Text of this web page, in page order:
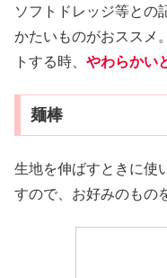
ソフトドレッジ等との
かたいものがおススメ
トする時、 やわらかい
麺棒
生地を伸ばすときに使
すので、お好みのもの